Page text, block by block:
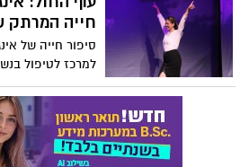
כפי שחשף אותו
חייה המרתק
סיפור חייה של
למרכז לטיפול
במשפחה קיבל
זכתה לחיים